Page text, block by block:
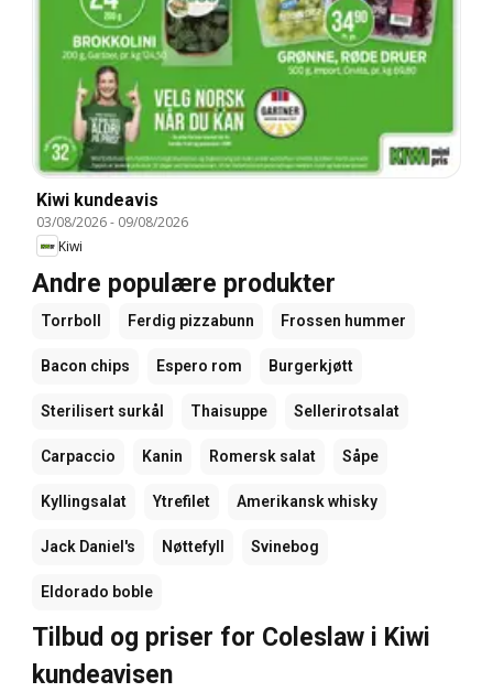
Kiwi kundeavis
03/08/2026- 09/08/2026
Kiwi
Andre populære produkter
Torrboll Ferdig pizzabunn Frossen hummer
Bacon chips Espero rom Burgerkjøtt
Sterilisert surkål Thaisuppe Sellerirotsalat
Carpaccio Kanin Romersk salat Såpe
Kyllingsalat Ytrefilet Amerikansk whisky
Jack Daniel's Nøttefyll Svinebog
Eldorado boble
Tilbud og priser for Coleslaw i Kiwi
kundeavisen